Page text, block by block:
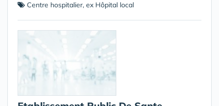
Centre hospitalier, ex Hôpital local